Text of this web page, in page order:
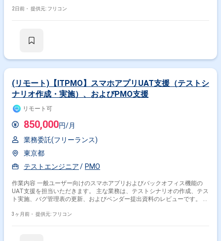
2日前・ 提供元: フリコン
(リモート)【ITPMO】スマホアプリUAT支援（テストシ
ナリオ作成・実施）、およびPMO支援
リモート可
850,000円/月
業務委託(フリーランス)
東京都
テストエンジニア
PMO
作業内容 一般ユーザー向けのスマホアプリおよびバックオフィス機能の
UAT支援を担当いただきます。 主な業務は、テストシナリオの作成、テス
ト実施、バグ管理表の更新、およびベンダー提出資料のレビューです。 ま
行っていただきます。 クライアントからのディレクションに忠実に対応
3ヶ月前・ 提供元: フリコン